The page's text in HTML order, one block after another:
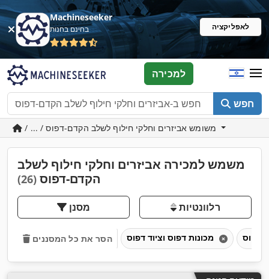
Machineseeker
בחינם בחנות לאפליקציה
חפש
למכירה
משמש למכירה אביזרים וחלקי חילוף לשלב
הקדם-דפוס (26)
מסנן רלוונטיות
הסר את כל המסננים